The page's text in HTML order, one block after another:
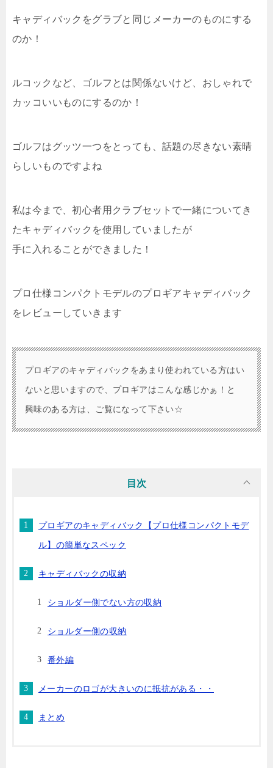
キャディバックをグラブと同じメーカーのものにする
のか！
ルコックなど、ゴルフとは関係ないけど、おしゃれで
カッコいいものにするのか！
ゴルフはグッツ一つをとっても、話題の尽きない素晴
らしいものですよね
私は今まで、初心者用クラブセットで一緒についてき
たキャディバックを使用していましたが
手に入れることができました！
プロ仕様コンパクトモデルのプロギアキャディバック
をレビューしていきます
プロギアのキャディバックをあまり使われている方はい
ないと思いますので、プロギアはこんな感じかぁ！と
興味のある方は、ご覧になって下さい☆
目次
プロギアのキャディバック【プロ仕様コンパクトモデ
ル】の簡単なスペック
キャディバックの収納
ショルダー側でない方の収納
ショルダー側の収納
番外編
メーカーのロゴが大きいのに抵抗がある・・
まとめ